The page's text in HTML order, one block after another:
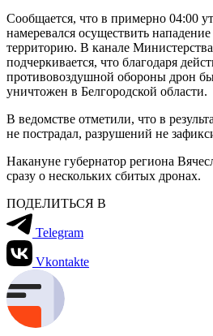
Сообщается, что в примерно 04:00
намеревался осуществить
территорию. В канале
подчеркивается, что благодаря
противовоздушной обороны дрон
уничтожен в Белгородской области.
В ведомстве отметили, что в
не пострадал, разрушений не
Накануне губернатор региона
сразу о нескольких сбитых дронах.
ПОДЕЛИТЬСЯ В
Telegram
Vkontakte